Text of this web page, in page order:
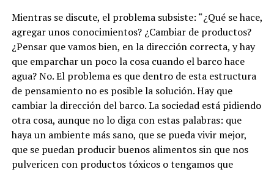
Mientras se discute, el problema subsiste: “¿Qué se hace,
agregar unos conocimientos? ¿Cambiar de productos?
¿Pensar que vamos bien, en la dirección correcta, y hay
que emparchar un poco la cosa cuando el barco hace
agua? No. El problema es que dentro de esta estructura
de pensamiento no es posible la solución. Hay que
cambiar la dirección del barco.La sociedad está pidiendo
otra cosa, aunque no lo diga con estas palabras: que
haya un ambiente más sano, que se pueda vivir mejor,
que se puedan producir buenos alimentos sin que nos
pulvericen con productos tóxicos o tengamos que